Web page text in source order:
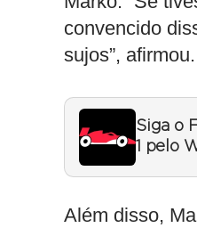
convencido
sujos”, afirmou.
Siga o
1 pelo
Além disso,